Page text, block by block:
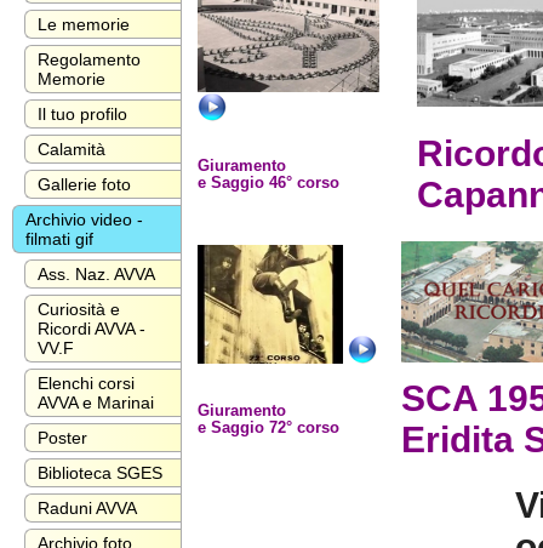
Le memorie
Regolamento
Memorie
Il tuo profilo
Calamità
Gallerie foto
Archivio video -
filmati gif
Ass. Naz. AVVA
Curiosità e
Ricordi AVVA -
VV.F
Elenchi corsi
AVVA e Marinai
Poster
Biblioteca SGES
Raduni AVVA
Archivio foto
Giuramento
e Saggio 46° corso
Giuramento
e Saggio 72° corso
SCA
Eridita